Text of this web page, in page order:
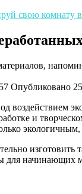
свою комнату
57 Опубликовано
воздействием
и
начинающих